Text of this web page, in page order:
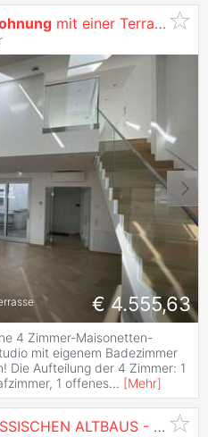
mit einer Terrasse und Eigenem Studio im Oberbereich mit Separatem Zusätzlichem
€ 4.555,63
4 Zimmer-Maisonetten-
mit eigenem Badezimmer
Die Aufteilung der 4 Zimmer: 1
1 offenes... [Mehr]
FÜR LIEBHABER DES KLASSISCHEN ALTBAUS - Sehr repräsentative 212 m2 in Gehdistanz zum 1. Bezirk -